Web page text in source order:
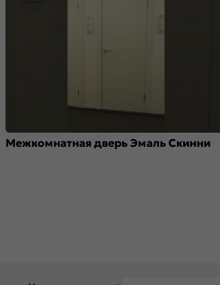
Межкомнатная дверь Эмаль Скинни